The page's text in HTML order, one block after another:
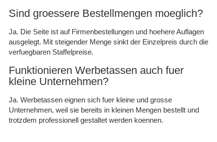
Sind groessere Bestellmengen moeglich?
Ja. Die Seite ist auf Firmenbestellungen und hoehere Auflagen
ausgelegt. Mit steigender Menge sinkt der Einzelpreis durch die
verfuegbaren Staffelpreise.
Funktionieren Werbetassen auch fuer
kleine Unternehmen?
Ja. Werbetassen eignen sich fuer kleine und grosse
Unternehmen, weil sie bereits in kleinen Mengen bestellt und
trotzdem professionell gestaltet werden koennen.